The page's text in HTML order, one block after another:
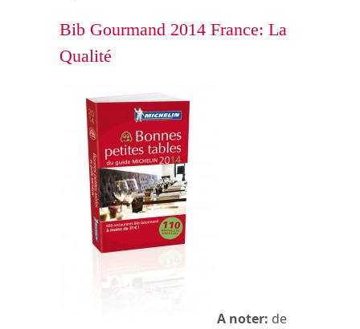
Bib Gourmand 2014 France: La
Qualité
A noter: de